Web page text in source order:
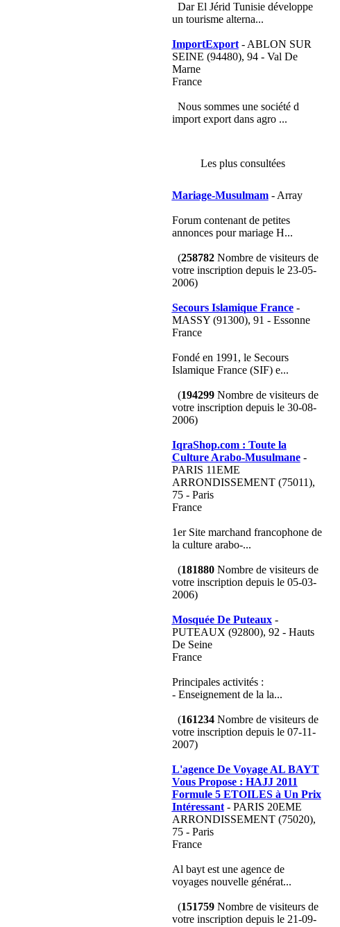
Dar El Jérid Tunisie développe
un tourisme alterna...
ImportExport- ABLON SUR
SEINE (94480), 94 - Val De
Marne
France
Nous sommes une société d
import export dans agro ...
Les plus consultées
Mariage-Musulmam- Array
Forum contenant de petites
annonces pour mariage H...
(258782Nombre de visiteurs de
votre inscription depuis le 23-05-
2006)
Secours Islamique France-
MASSY (91300), 91 - Essonne
France
Fondé en 1991, le Secours
Islamique France (SIF) e...
(194299Nombre de visiteurs de
votre inscription depuis le 30-08-
2006)
IqraShop.com : Toute la
Culture Arabo-Musulmane-
PARIS 11EME
ARRONDISSEMENT (75011),
75 - Paris
France
1er Site marchand francophone de
la culture arabo-...
(181880Nombre de visiteurs de
votre inscription depuis le 05-03-
2006)
Mosquée De Puteaux-
PUTEAUX (92800), 92 - Hauts
De Seine
France
Principales activités :
- Enseignement de la la...
(161234Nombre de visiteurs de
votre inscription depuis le 07-11-
2007)
L'agence De Voyage AL BAYT
Vous Propose : HAJJ 2011
Formule 5 ETOILES à Un Prix
Intéressant- PARIS 20EME
ARRONDISSEMENT (75020),
75 - Paris
France
Al bayt est une agence de
voyages nouvelle générat...
(151759Nombre de visiteurs de
votre inscription depuis le 21-09-